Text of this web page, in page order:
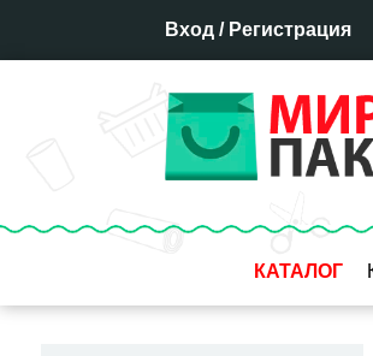
Вход / Регистрация
КАТАЛОГ